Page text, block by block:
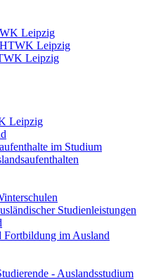
Leipzig
Leipzig
Leipzig
Leipzig
im Studium
Studienleistungen
Fortbildung im Ausland
- Auslandsstudium